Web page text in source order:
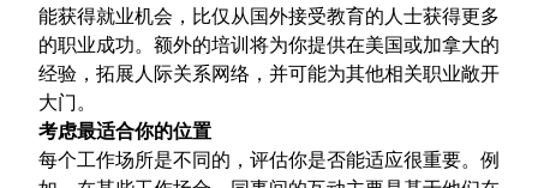
能获得就业机会，比仅从国外接受教育的人士获得更多
的职业成功。额外的培训将为你提供在美国或加拿大的
经验，拓展人际关系网络，并可能为其他相关职业敞开
大门。
考虑最适合你的位置
每个工作场所是不同的，评估你是否能适应很重要。例